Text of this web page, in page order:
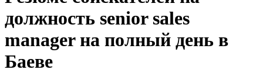
должность senior sales
manager на полный день в
Баеве